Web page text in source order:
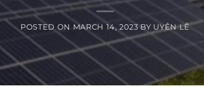
POSTED ON MARCH 14, 2023 BY UYÊN LÊ